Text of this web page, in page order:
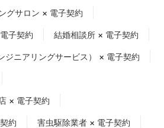
グサロン × 電子契約
子契約 結婚相談所 × 電子契約
ジニアリングサービス） × 電子契約
× 電子契約
約 害虫駆除業者 × 電子契約